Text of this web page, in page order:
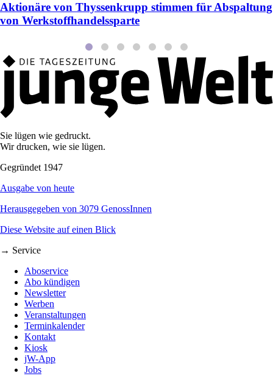
Aktionäre von Thyssenkrupp stimmen für Abspaltung
von Werkstoffhandelssparte
Sie lügen wie gedruckt.
Wir drucken, wie sie lügen.
Gegründet 1947
Ausgabe von heute
Herausgegeben von 3079 GenossInnen
Diese Website auf einen Blick
→ Service
Aboservice
Abo kündigen
Newsletter
Werben
Veranstaltungen
Terminkalender
Kontakt
Kiosk
jW-App
Jobs